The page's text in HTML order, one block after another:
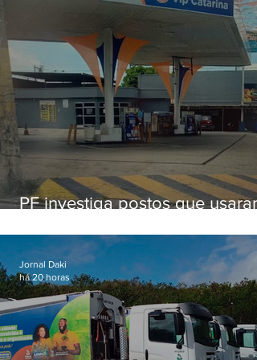
PF investiga postos que usaram
secretário morto em 2020
Jornal Daki
há 20 horas